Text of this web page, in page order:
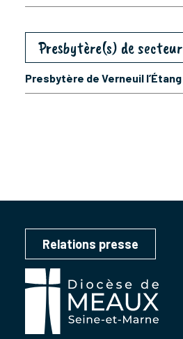
Presbytère(s) de secteur
Presbytère de Verneuil l’Étang
Relations presse